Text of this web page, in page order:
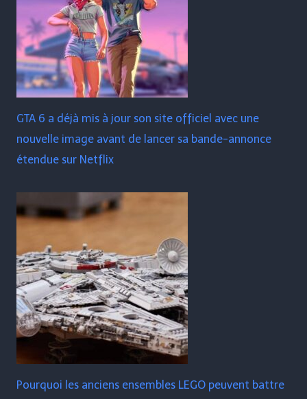
GTA 6 a déjà mis à jour son site officiel avec une
nouvelle image avant de lancer sa bande-annonce
étendue sur Netflix
Pourquoi les anciens ensembles LEGO peuvent battre